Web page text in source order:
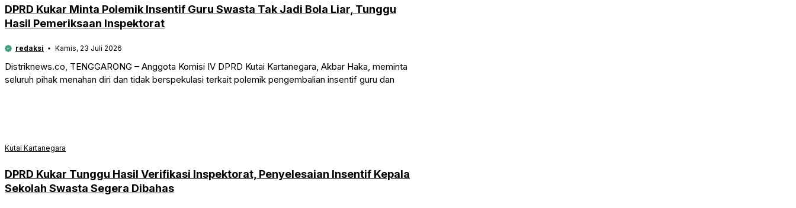
DPRD Kukar Minta Polemik Insentif Guru Swasta Tak Jadi Bola Liar, Tunggu
Hasil Pemeriksaan Inspektorat
redaksi Kamis, 23 Juli 2026
Distriknews.co, TENGGARONG – Anggota Komisi IV DPRD Kutai Kartanegara, Akbar Haka, meminta
seluruh pihak menahan diri dan tidak berspekulasi terkait polemik pengembalian insentif guru dan
Kutai Kartanegara
DPRD Kukar Tunggu Hasil Verifikasi Inspektorat, Penyelesaian Insentif Kepala
Sekolah Swasta Segera Dibahas